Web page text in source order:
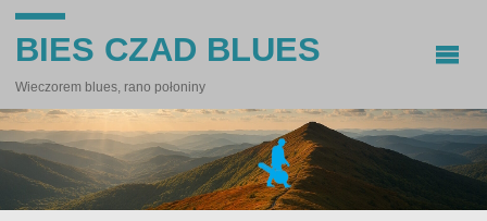
BIES CZAD BLUES
Wieczorem blues, rano połoniny